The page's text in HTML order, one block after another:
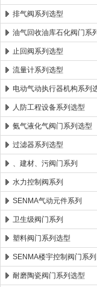
排气阀系列选型
油气回收油库石化阀门系
止回阀系列选型
流量计系列选型
电动气动执行器机构系列
人防工程设备系列选型
氨气液化气阀门系列选型
过滤器系列选型
、建材、污阀门系列
水力控制阀系列
SENMA气动元件系列
卫生级阀门系列
塑料阀门系列选型
SENMA楼宇控制阀门系列
耐磨陶瓷阀门系列选型